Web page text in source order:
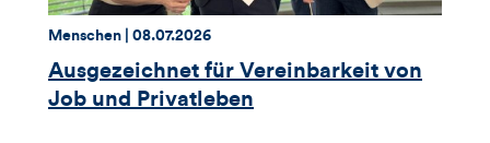
dieses
Artikels
Thema:
Menschen | Datum:
08.07.2026
Ausgezeichnet für Vereinbarkeit von
Job und Privatleben